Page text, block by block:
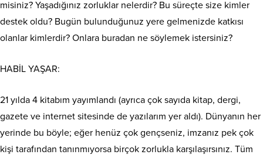
misiniz? Yaşadığınız zorluklar nelerdir? Bu süreçte size kimler
destek oldu? Bugün bulunduğunuz yere gelmenizde katkısı
olanlar kimlerdir? Onlara buradan ne söylemek istersiniz?
HABİL YAŞAR:
21 yılda 4 kitabım yayımlandı (ayrıca çok sayıda kitap, dergi,
gazete ve internet sitesinde de yazılarım yer aldı). Dünyanın her
yerinde bu böyle; eğer henüz çok gençseniz, imzanız pek çok
kişi tarafından tanınmıyorsa birçok zorlukla karşılaşırsınız. Tüm